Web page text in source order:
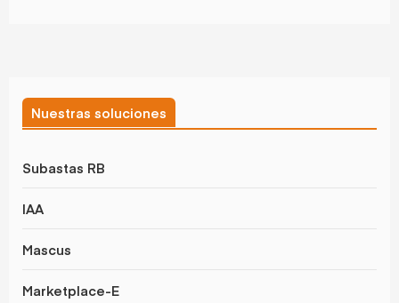
Nuestras soluciones
Subastas RB
IAA
Mascus
Marketplace-E